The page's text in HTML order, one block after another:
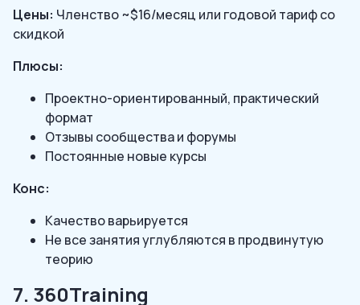
Цены: Членство ~$16/месяц или годовой тариф со
скидкой
Плюсы:
Проектно-ориентированный, практический
формат
Отзывы сообщества и форумы
Постоянные новые курсы
Конс:
Качество варьируется
Не все занятия углубляются в продвинутую
теорию
7. 360Training